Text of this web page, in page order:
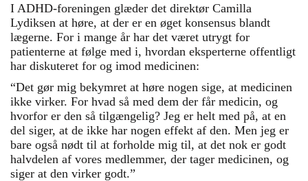
I ADHD-foreningen glæder det direktør Camilla
Lydiksen at høre, at der er en øget konsensus blandt
lægerne. For i mange år har det været utrygt for
patienterne at følge med i, hvordan eksperterne offentligt
har diskuteret for og imod medicinen:
“Det gør mig bekymret at høre nogen sige, at medicinen
ikke virker. For hvad så med dem der får medicin, og
hvorfor er den så tilgængelig? Jeg er helt med på, at en
del siger, at de ikke har nogen effekt af den. Men jeg er
bare også nødt til at forholde mig til, at det nok er godt
halvdelen af vores medlemmer, der tager medicinen, og
siger at den virker godt.”